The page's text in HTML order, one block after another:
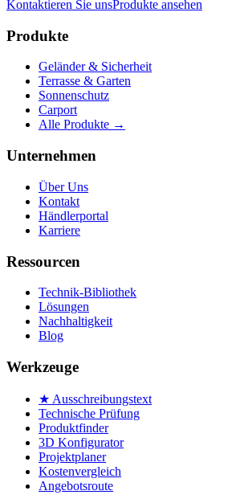
Kontaktieren Sie unsProdukte ansehen
Produkte
Geländer & Sicherheit
Terrasse & Garten
Sonnenschutz
Carport
Alle Produkte →
Unternehmen
Über Uns
Kontakt
Händlerportal
Karriere
Ressourcen
Technik-Bibliothek
Lösungen
Nachhaltigkeit
Blog
Werkzeuge
★ Ausschreibungstext
Technische Prüfung
Produktfinder
3D Konfigurator
Projektplaner
Kostenvergleich
Angebotsroute